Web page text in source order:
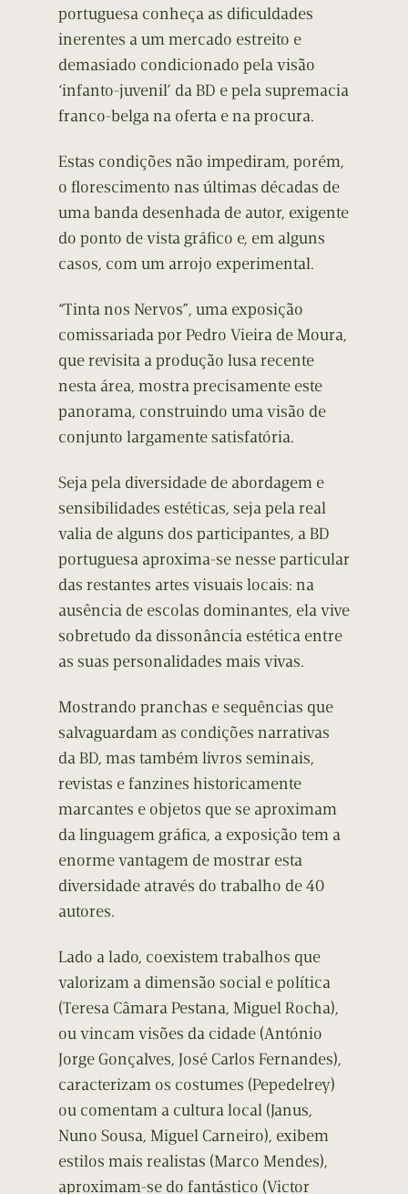
portuguesa conheça as dificuldades
inerentes a um mercado estreito e
demasiado condicionado pela visão
‘infanto-juvenil’ da BD e pela supremacia
franco-belga na oferta e na procura.
Estas condições não impediram, porém,
o florescimento nas últimas décadas de
uma banda desenhada de autor, exigente
do ponto de vista gráfico e, em alguns
casos, com um arrojo experimental.
“Tinta nos Nervos”, uma exposição
comissariada por Pedro Vieira de Moura,
que revisita a produção lusa recente
nesta área, mostra precisamente este
panorama, construindo uma visão de
conjunto largamente satisfatória.
Seja pela diversidade de abordagem e
sensibilidades estéticas, seja pela real
valia de alguns dos participantes, a BD
portuguesa aproxima-se nesse particular
das restantes artes visuais locais: na
ausência de escolas dominantes, ela vive
sobretudo da dissonância estética entre
as suas personalidades mais vivas.
Mostrando pranchas e sequências que
salvaguardam as condições narrativas
da BD, mas também livros seminais,
revistas e fanzines historicamente
marcantes e objetos que se aproximam
da linguagem gráfica, a exposição tem a
enorme vantagem de mostrar esta
diversidade através do trabalho de 40
autores.
Lado a lado, coexistem trabalhos que
valorizam a dimensão social e política
(Teresa Câmara Pestana, Miguel Rocha),
ou vincam visões da cidade (António
Jorge Gonçalves, José Carlos Fernandes),
caracterizam os costumes (Pepedelrey)
ou comentam a cultura local (Janus,
Nuno Sousa, Miguel Carneiro), exibem
estilos mais realistas (Marco Mendes),
aproximam-se do fantástico (Victor